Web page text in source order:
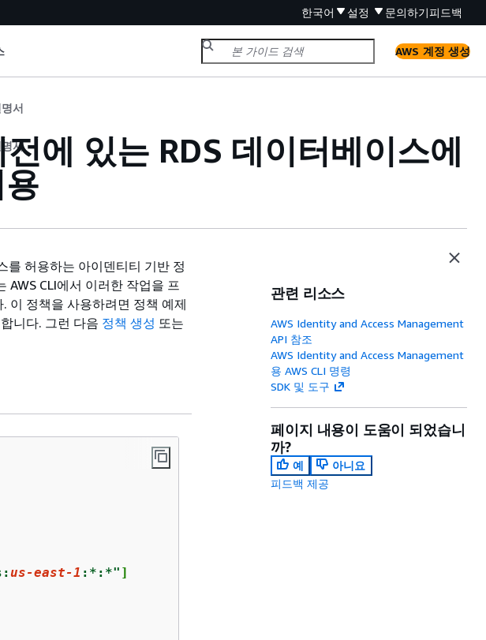
한국어 설정 문의하기피드백
AWS 계정 생성
서
서
에 있는 RDS 데이터베이스에
를 허용하는 아이덴티티 기반 정
AWS CLI에서 이러한 작업을 프
이 정책을 사용하려면 정책 예제
니다. 그런 다음 정책 생성 또는
us-east-1 :*:*" ]
관련 리소스
AWS Identity and Access Management
API 참조
AWS Identity and Access Management
용 AWS CLI 명령
SDK 및 도구
페이지 내용이 도움이 되었습니
까?
예
아니요
피드백 제공